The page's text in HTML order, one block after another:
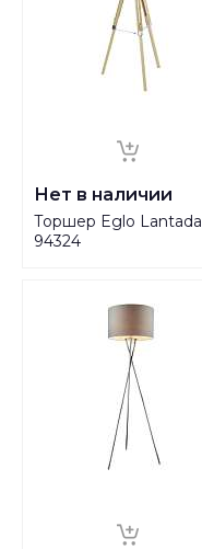
Нет в наличии
Торшер Eglo Lantada
94324